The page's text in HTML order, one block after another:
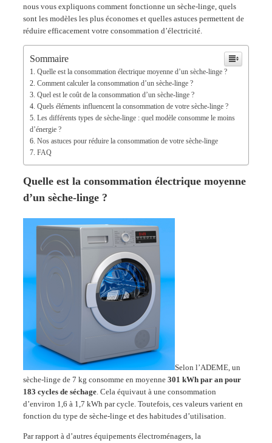
nous vous expliquons comment fonctionne un sèche-linge, quels
sont les modèles les plus économes et quelles astuces permettent de
réduire efficacement votre consommation d’électricité.
Sommaire
Quelle est la consommation électrique moyenne d’un sèche-linge ?
Comment calculer la consommation d’un sèche-linge ?
Quel est le coût de la consommation d’un sèche-linge ?
Quels éléments influencent la consommation de votre sèche-linge ?
Les différents types de sèche-linge : quel modèle consomme le moins
d’énergie ?
Nos astuces pour réduire la consommation de votre sèche-linge
FAQ
Quelle est la consommation électrique moyenne
d’un sèche-linge ?
Selon l’ADEME, un
sèche-linge de 7 kg consomme en moyenne 301 kWh par an pour
183 cycles de séchage. Cela équivaut à une consommation
d’environ 1,6 à 1,7 kWh par cycle​. Toutefois, ces valeurs varient en
fonction du type de sèche-linge et des habitudes d’utilisation.
Par rapport à d’autres équipements électroménagers, la